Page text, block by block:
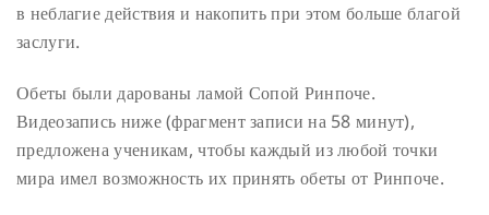
в неблагие действия и накопить при этом больше благой
заслуги.
Обеты были дарованы ламой Сопой Ринпоче.
Видеозапись ниже (фрагмент записи на 58 минут),
предложена ученикам, чтобы каждый из любой точки
мира имел возможность их принять обеты от Ринпоче.